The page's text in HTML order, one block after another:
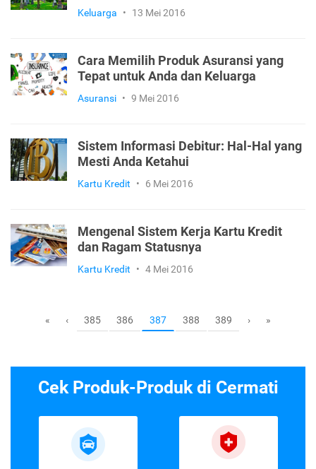
Keluarga • 13 Mei 2016
Cara Memilih Produk Asuransi yang
Tepat untuk Anda dan Keluarga
Asuransi • 9 Mei 2016
Sistem Informasi Debitur: Hal-Hal yang
Mesti Anda Ketahui
Kartu Kredit • 6 Mei 2016
Mengenal Sistem Kerja Kartu Kredit
dan Ragam Statusnya
Kartu Kredit • 4 Mei 2016
« ‹ 385 386 387 388 389 › »
Cek Produk-Produk di Cermati